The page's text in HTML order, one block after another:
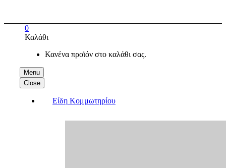
Menu
Close
Είδη Κομμωτηρίου
0
Καλάθι
Κανένα προϊόν στο καλάθι σας.